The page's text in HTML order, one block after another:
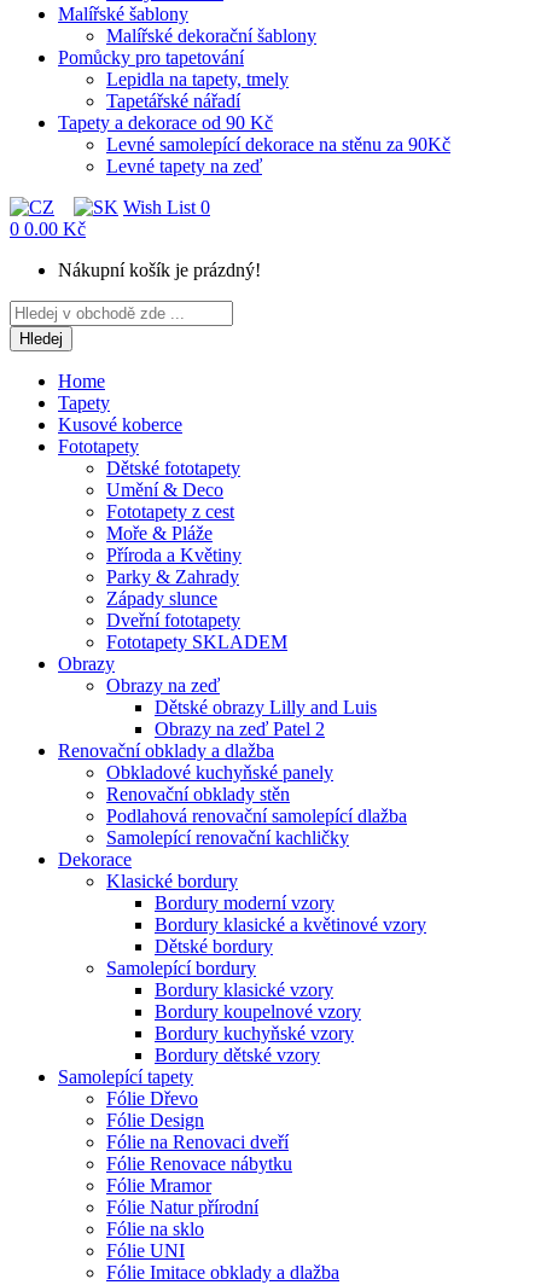
Malířské šablony
Malířské dekorační šablony
Pomůcky pro tapetování
Lepidla na tapety, tmely
Tapetářské nářadí
Tapety a dekorace od 90 Kč
Levné samolepící dekorace na stěnu za 90Kč
Levné tapety na zeď
Wish List 0
0 0.00 Kč
Nákupní košík je prázdný!
Hledej
Home
Tapety
Kusové koberce
Fototapety
Dětské fototapety
Umění & Deco
Fototapety z cest
Moře & Pláže
Příroda a Květiny
Parky & Zahrady
Západy slunce
Dveřní fototapety
Fototapety SKLADEM
Obrazy
Obrazy na zeď
Dětské obrazy Lilly and Luis
Obrazy na zeď Patel 2
Renovační obklady a dlažba
Obkladové kuchyňské panely
Renovační obklady stěn
Podlahová renovační samolepící dlažba
Samolepící renovační kachličky
Dekorace
Klasické bordury
Bordury moderní vzory
Bordury klasické a květinové vzory
Dětské bordury
Samolepící bordury
Bordury klasické vzory
Bordury koupelnové vzory
Bordury kuchyňské vzory
Bordury dětské vzory
Samolepící tapety
Fólie Dřevo
Fólie Design
Fólie na Renovaci dveří
Fólie Renovace nábytku
Fólie Mramor
Fólie Natur přírodní
Fólie na sklo
Fólie UNI
Fólie Imitace obklady a dlažba